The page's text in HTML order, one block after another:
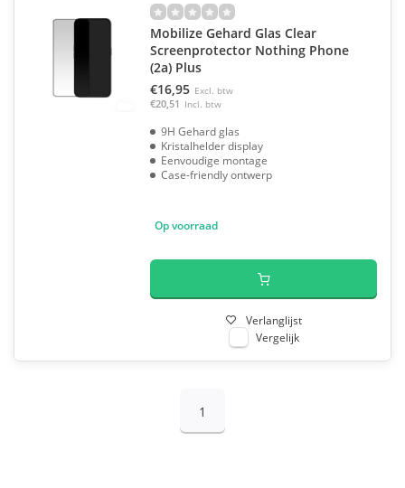
Mobilize Gehard Glas Clear
Screenprotector Nothing Phone
(2a) Plus
€16,95 Excl. btw
€20,51 Incl. btw
9H Gehard glas
Kristalhelder display
Eenvoudige montage
Case-friendly ontwerp
Op voorraad
Verlanglijst
Vergelijk
1